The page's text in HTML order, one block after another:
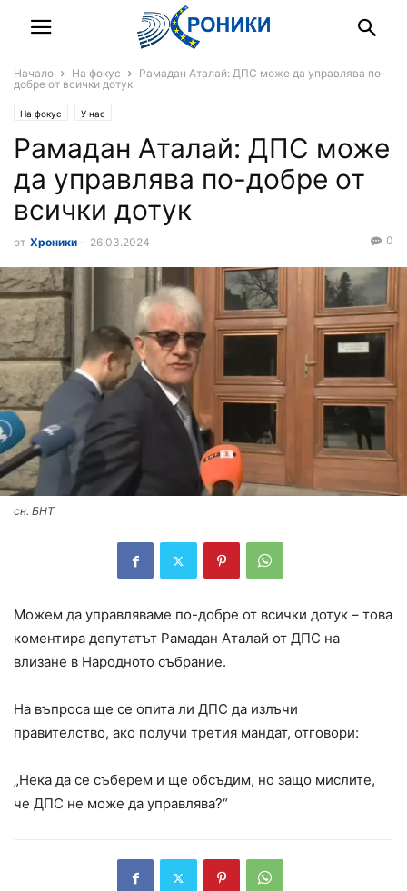
Начало На фокус
Рамадан Аталай: ДПС може да управлява по-
добре от всички дотук
На фокус У нас
Рамадан Аталай: ДПС може
да управлява по-добре от
всички дотук
от Хроники - 26.03.2024 0
сн. БНТ
Можем да управляваме по-добре от всички дотук – това
коментира депутатът Рамадан Аталай от ДПС на
влизане в Народното събрание.
На въпроса ще се опита ли ДПС да излъчи
правителство, ако получи третия мандат, отговори:
„Нека да се съберем и ще обсъдим, но защо мислите,
че ДПС не може да управлява?“